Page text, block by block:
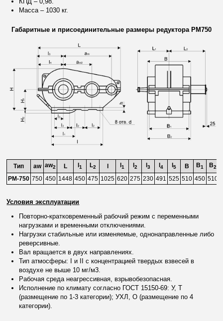
Масса – 1030 кг.
Габаритные и присоединительные размеры редуктора РМ750
Тип aw aw2 L l1 L2 l1 l2 l3 4 l5 B B1 B2
РМ-750 750 450 1448 450 475 1025 620 275 230 491 525 510 450 510
Условия эксплуатации
Повторно-кратковременный рабочий режим с переменными
нагрузками и временными отключениями.
Нагрузки стабильные или изменяемые, однонаправленные либо
реверсивные.
Вал вращается в двух направлениях.
Тип атмосферы: I и II с концентрацией твердых взвесей в
воздухе не выше 10 мг/м3.
Рабочая среда неагрессивная, взрывобезопасная.
Исполнение по климату согласно ГОСТ 15150-69: У, Т
(размещение по 1-3 категории); УХЛ, О (размещение по 4
категории).